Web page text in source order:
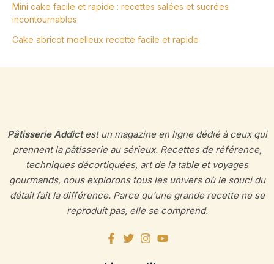
Mini cake facile et rapide : recettes salées et sucrées
incontournables
Cake abricot moelleux recette facile et rapide
Pâtisserie Addictest un magazine en ligne dédié à ceux qui
prennent la pâtisserie au sérieux. Recettes de référence,
techniques décortiquées, art de la table et voyages
gourmands, nous explorons tous les univers où le souci du
détail fait la différence. Parce qu'une grande recette ne se
reproduit pas, elle se comprend.